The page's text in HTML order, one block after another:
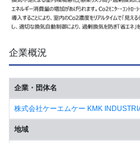
企業概況
企業・団体名
株式会社ケーエムケー KMK
地域